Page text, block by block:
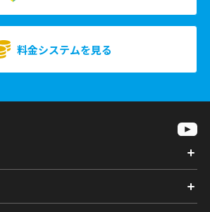
料金システムを見る